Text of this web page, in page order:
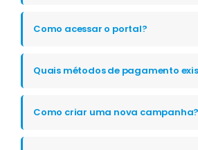
Como acessar o portal?
Quais métodos de pagamento
Como criar uma nova campanha?